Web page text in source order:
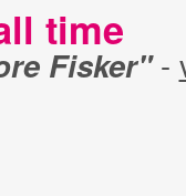
time
Fisker"-